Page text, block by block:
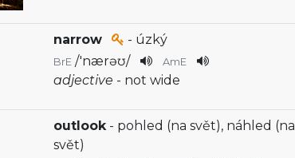
narrow - úzký
BrE /'nærəʊ/ AmE
adjective - not wide
outlook- pohled (na svět), náhled (na
svět)